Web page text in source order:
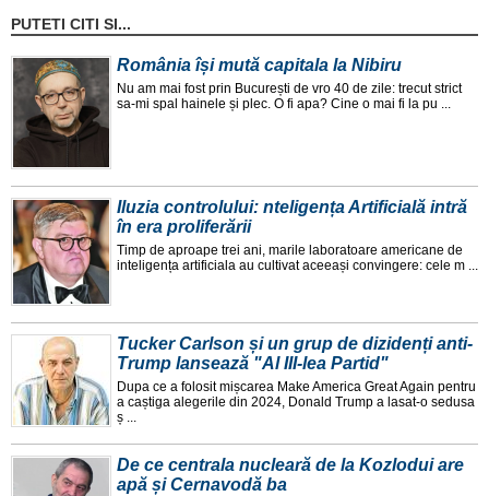
PUTETI CITI SI...
România își mută capitala la Nibiru
Nu am mai fost prin București de vro 40 de zile: trecut strict
sa-mi spal hainele și plec. O fi apa? Cine o mai fi la pu ...
Iluzia controlului: nteligența Artificială intră
în era proliferării
Timp de aproape trei ani, marile laboratoare americane de
inteligența artificiala au cultivat aceeași convingere: cele m ...
Tucker Carlson și un grup de dizidenți anti-
Trump lansează "Al III-lea Partid"
Dupa ce a folosit mișcarea Make America Great Again pentru
a caștiga alegerile din 2024, Donald Trump a lasat-o sedusa
ș ...
De ce centrala nucleară de la Kozlodui are
apă și Cernavodă ba